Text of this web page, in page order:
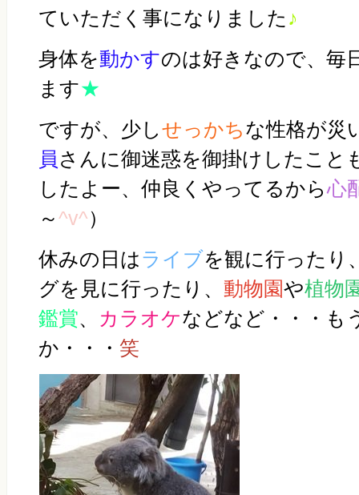
ていただく事になりました ♪
身体を動かすのは好きなので、毎
ます★
ですが、少しせっかちな性格が災
員 さんに御迷惑を御掛けしたこと
したよー、仲良くやってるから心
～^v^）
休みの日はライブを観に行ったり
グを見に行ったり、 動物園や植物
鑑賞、 カラオケなどなど・・・ も
か・・・ 笑